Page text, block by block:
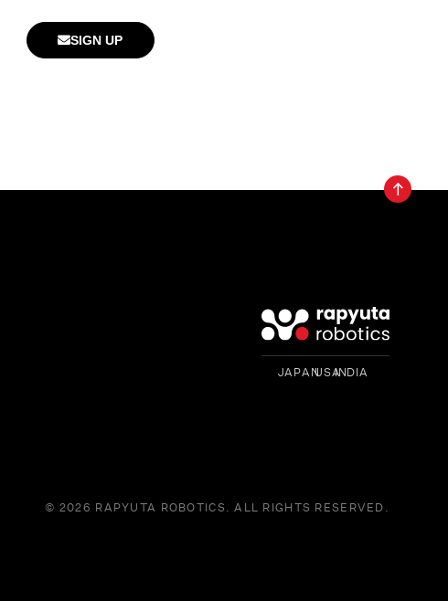
SIGN UP
JAPAN INDIA USA
© 2026 RAPYUTA ROBOTICS. ALL RIGHTS RESERVED.